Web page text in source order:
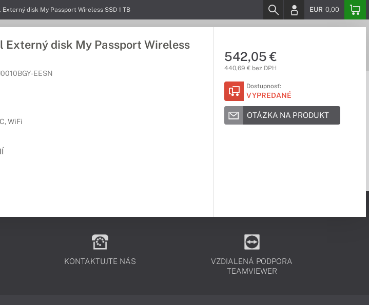
disk My Passport Wireless SSD 1 TB EUR 0,00
Externý disk My Passport Wireless
EESN
WiFi
542,05 €
440,69 € bez DPH
Dostupnosť:
VYPREDANÉ
OTÁZKA NA PRODUKT
KONTAKTUJTE NÁS
VZDIALENÁ PODPORA
TEAMVIEWER